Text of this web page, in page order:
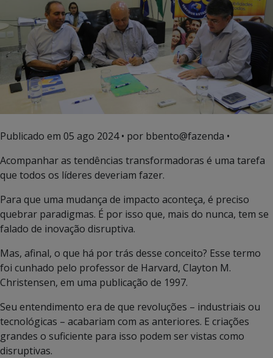
Publicado em 05 ago 2024• por bbento@fazenda •
Acompanhar as tendências transformadoras é uma tarefa
que todos os líderes deveriam fazer.
Para que uma mudança de impacto aconteça, é preciso
quebrar paradigmas. É por isso que, mais do nunca, tem se
falado de inovação disruptiva.
Mas, afinal, o que há por trás desse conceito? Esse termo
foi cunhado pelo professor de Harvard, Clayton M.
Christensen, em uma publicação de 1997.
Seu entendimento era de que revoluções – industriais ou
tecnológicas – acabariam com as anteriores. E criações
grandes o suficiente para isso podem ser vistas como
disruptivas.